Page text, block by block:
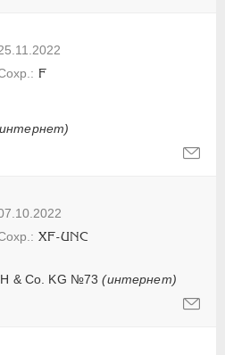
F
& Co. KG №73(интернет)
XF-UNC